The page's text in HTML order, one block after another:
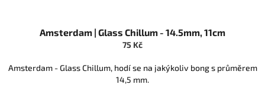
Amsterdam | Glass Chillum - 14.5mm, 11cm
75 Kč
Amsterdam - Glass Chillum, hodí se na jakýkoliv bong s průměrem
14,5 mm.